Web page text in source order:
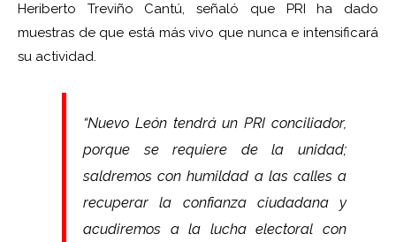
Heriberto Treviño Cantú, señaló que PRI ha dado
muestras de que está más vivo que nunca e intensificará
su actividad.
“Nuevo León tendrá un PRI conciliador,
porque se requiere de la unidad;
saldremos con humildad a las calles a
recuperar la confianza ciudadana y
acudiremos a la lucha electoral con